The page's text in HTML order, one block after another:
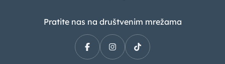
Pratite nas na društvenim mrežama